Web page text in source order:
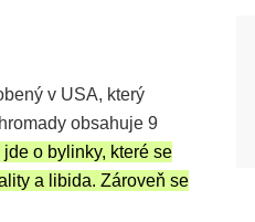
v USA, který
obsahuje 9
o bylinky, které se
a libida. Zároveň se